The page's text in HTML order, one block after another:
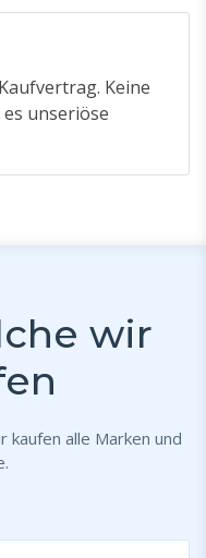
Keine
unseriöse
wir
kaufen alle Marken und